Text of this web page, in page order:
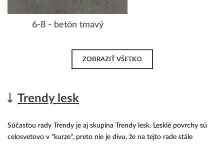
6-8 - betón tmavý
ZOBRAZIŤ VŠETKO
Trendy lesk
Súčasťou rady Trendy je aj skupina Trendy lesk. Lesklé povrchy sú
celosvetovo v "kurze", preto nie je divu, že na tejto rade stále